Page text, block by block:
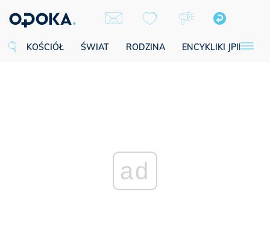
KOŚCIÓŁ ŚWIAT RODZINA ENCYKLIKI JPII
ad